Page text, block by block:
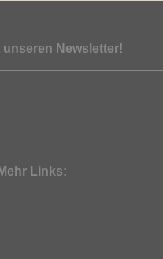
Newsletter!
Mehr Links: